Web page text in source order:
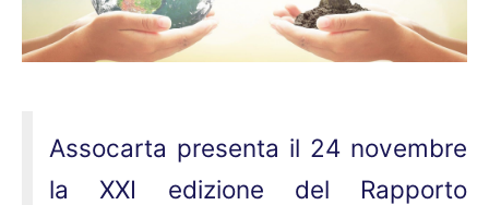
Assocarta presenta il 24 novembre
la XXI edizione del Rapporto